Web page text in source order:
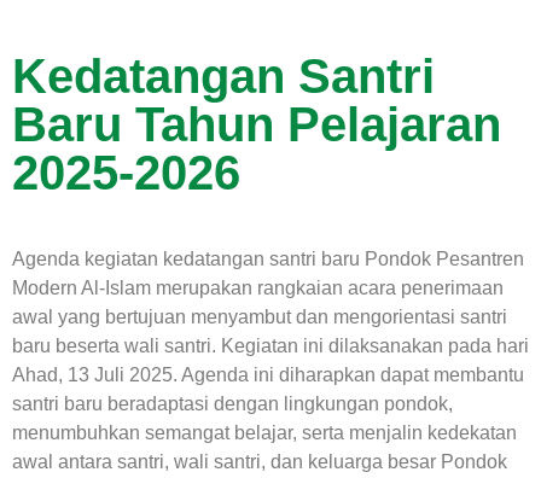
Kedatangan Santri
Baru Tahun Pelajaran
2025-2026
Agenda kegiatan kedatangan santri baru Pondok Pesantren
Modern Al-Islam merupakan rangkaian acara penerimaan
awal yang bertujuan menyambut dan mengorientasi santri
baru beserta wali santri. Kegiatan ini dilaksanakan pada hari
Ahad, 13 Juli 2025. Agenda ini diharapkan dapat membantu
santri baru beradaptasi dengan lingkungan pondok,
menumbuhkan semangat belajar, serta menjalin kedekatan
awal antara santri, wali santri, dan keluarga besar Pondok